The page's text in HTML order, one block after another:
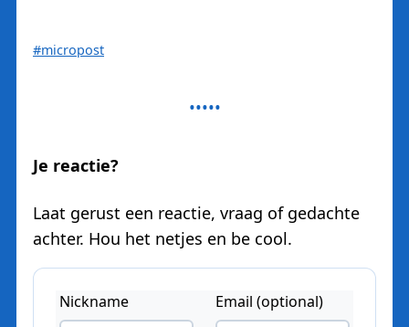
#micropost
Je reactie?
Laat gerust een reactie, vraag of gedachte
achter. Hou het netjes en be cool.